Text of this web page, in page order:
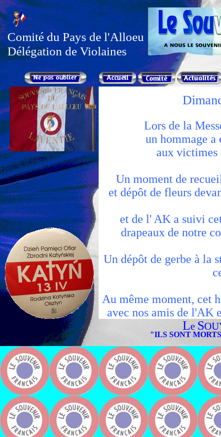
Le S
"ILS SONT
Lors de la
un hommage a
aux victimes
Un moment de
et dépôt de fleurs
et de l' AK a suivi
drapeaux de notre
Un dépôt de gerbe à la
Au même moment, cet
avec nos amis de l'AK
des
Comité du Pays de l'Alloeu
Délégation de Violaines